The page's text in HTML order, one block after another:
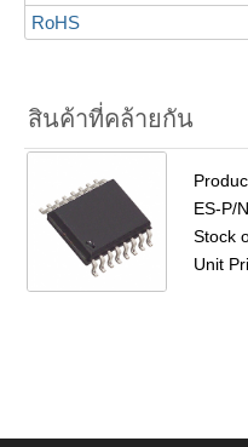
RoHS
สินค้าที่คล้ายกัน
ES-P/
Stock
Unit